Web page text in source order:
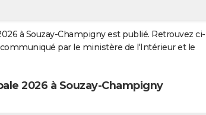
à Souzay-Champigny est publié. Retrouvez ci-
par le ministère de l'Intérieur et le
2026 à Souzay-Champigny